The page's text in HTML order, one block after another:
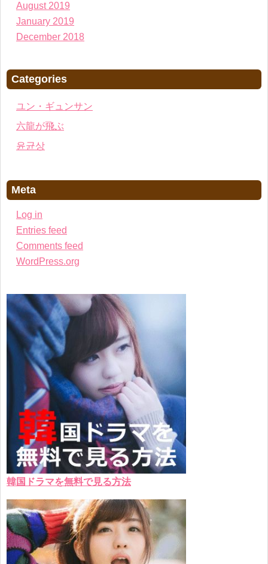
August 2019
January 2019
December 2018
Categories
ユン・ギュンサン
六龍が飛ぶ
윤균상
Meta
Log in
Entries feed
Comments feed
WordPress.org
韓国ドラマを無料で見る方法